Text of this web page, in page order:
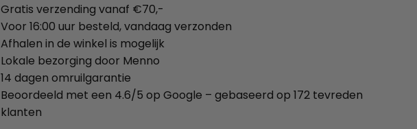
Gratis verzending vanaf €70,-
Voor 16:00 uur besteld, vandaag verzonden
Afhalen in de winkel is mogelijk
Lokale bezorging door Menno
14 dagen omruilgarantie
Beoordeeld met een 4.6/5 op Google – gebaseerd op 172 tevreden
klanten